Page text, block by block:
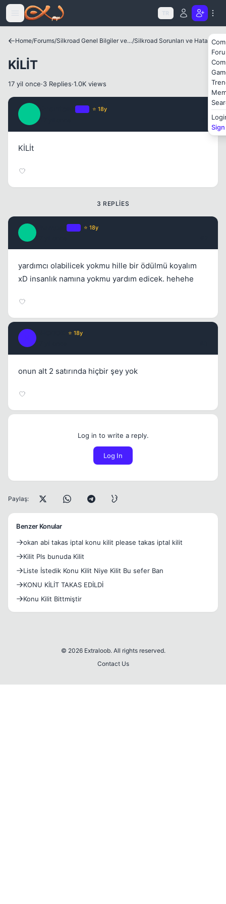
Icerige atla
TR
Home/Forums/ Silkroad Genel Bilgiler ve Update Bilgileri/Silkroad Sorunları ve Hataları
KİLİT
17 yil once·3 Replies·1.0K views
⭐ 18y
KİLİt
3 REPLIES
⭐ 18y
yardımcı olabilicek yokmu hille bir ödülmü koyalım
xD insanlık namına yokmu yardım edicek. hehehe
⭐ 18y
onun alt 2 satırında hiçbir şey yok
Kapat
Log in to write a reply.
Log In
Paylaş:
Benzer Konular
okan abi takas iptal konu kilit please takas iptal kilit
Kilit Pls bunuda Kilit
Liste İstedik Konu Kilit Niye Kilit Bu sefer Ban
KONU KİLİT TAKAS EDİLDİ
Konu Kilit Bittmiştir
© 2026 Extraloob. All rights reserved.
Contact Us